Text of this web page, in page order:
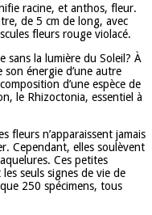
racine, et anthos, fleur.
de 5 cm de long, avec
fleurs rouge violacé.
sans la lumière du Soleil? À
énergie d’une autre
d’une espèce de
le Rhizoctonia, essentiel à
fleurs n’apparaissent jamais
Cependant, elles soulèvent
Ces petites
seuls signes de vie de
250 spécimens, tous